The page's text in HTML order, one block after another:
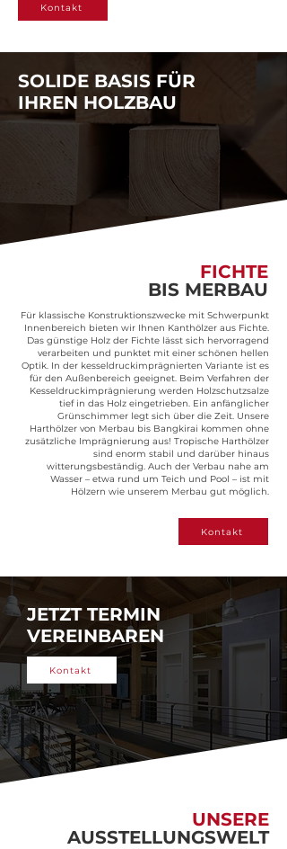
Kontakt
SOLIDE BASIS FÜR
IHREN HOLZBAU
FICHTE
BIS MERBAU
Für klassische Konstruktionszwecke mit Schwerpunkt
Innenbereich bieten wir Ihnen Kanthölzer aus Fichte.
Das günstige Holz der Fichte lässt sich hervorragend
verarbeiten und punktet mit einer schönen hellen
Optik. In der kesseldruckimprägnierten Variante ist es
für den Außenbereich geeignet. Beim Verfahren der
Kesseldruckimprägnierung werden Holzschutzsalze
tief in das Holz eingetrieben. Ein anfänglicher
Grünschimmer legt sich über die Zeit. Unsere
Harthölzer von Merbau bis Bangkirai kommen ohne
zusätzliche Imprägnierung aus! Tropische Harthölzer
sind enorm stabil und darüber hinaus
witterungsbeständig. Auch der Verbau nahe am
Wasser – etwa rund um Teich und Pool – ist mit
Hölzern wie unserem Merbau gut möglich.
Kontakt
JETZT TERMIN
VEREINBAREN
Kontakt
UNSERE
AUSSTELLUNGSWELT